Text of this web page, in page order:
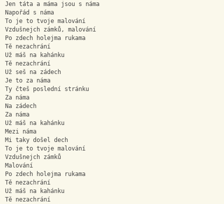
Jen táta a máma jsou s náma
Napořád s náma
To je to tvoje malování
Vzdušnejch zámků, malování
Po zdech holejma rukama
Tě nezachrání
Už máš na kahánku
Tě nezachrání
Už seš na zádech
Je to za náma
Ty čteš poslední stránku
Za náma
Na zádech
Za náma
Už máš na kahánku
Mezi náma
Mi taky došel dech
To je to tvoje malování
Vzdušnejch zámků
Malování
Po zdech holejma rukama
Tě nezachrání
Už máš na kahánku
Tě nezachrání